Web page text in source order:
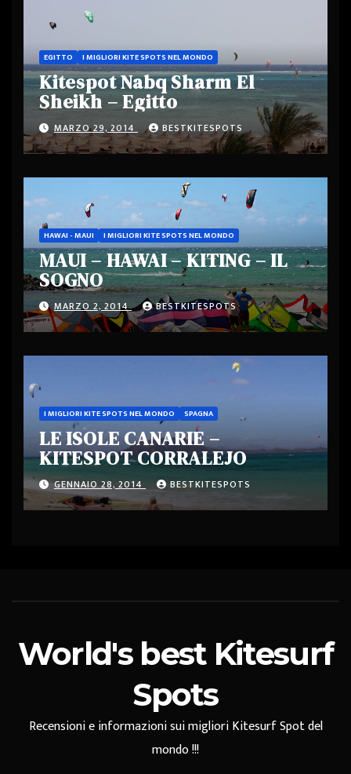
EGITTO I MIGLIORI KITE SPOTS NEL MONDO
Kitespot Nabq Sharm El
Sheikh – Egitto
MARZO 29, 2014 BESTKITESPOTS
HAWAI - MAUI I MIGLIORI KITE SPOTS NEL MONDO
MAUI – HAWAI – KITING – IL
SOGNO
MARZO 2, 2014 BESTKITESPOTS
I MIGLIORI KITE SPOTS NEL MONDO SPAGNA
LE ISOLE CANARIE –
KITESPOT CORRALEJO
GENNAIO 28, 2014 BESTKITESPOTS
World's best Kitesurf
Spots
Recensioni e informazioni sui migliori Kitesurf Spot del
mondo !!!